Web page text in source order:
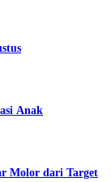
Anak
Molor dari Target